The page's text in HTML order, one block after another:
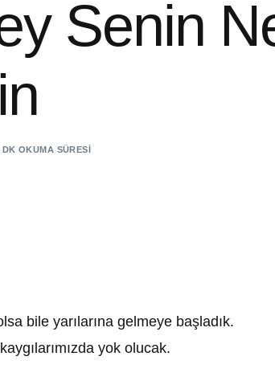
Senin
DK OKUMA SÜRESI
bile yarılarına gelmeye başladık.
yok olucak.